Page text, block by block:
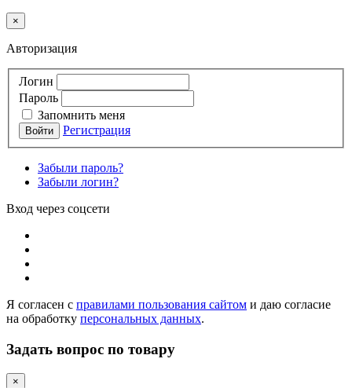
×
Авторизация
Логин
Пароль
Запомнить меня
Регистрация
Забыли пароль?
Забыли логин?
Вход через соцсети
Я согласен с правилами пользования сайтом и даю согласие
на обработку персональных данных.
Задать вопрос по товару
×